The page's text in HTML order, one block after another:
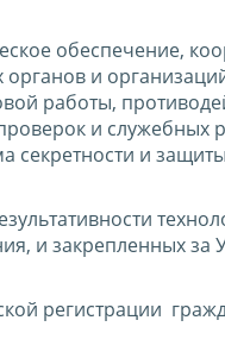
обеспечение,
и
работы,
и служебных
и
и закрепленных за
регистрации